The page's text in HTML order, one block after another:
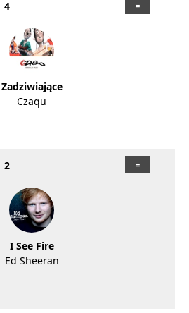
4
Zadziwiające
Czaqu
2
I See Fire
Ed Sheeran